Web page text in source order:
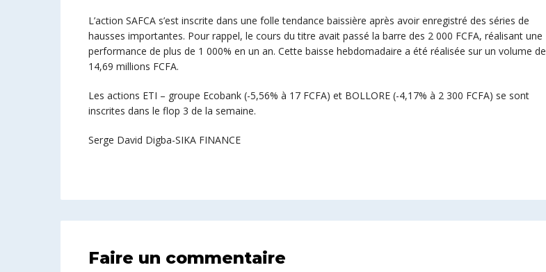
L’action SAFCA s’est inscrite dans une folle tendance baissière après avoir enregistré des séries de
hausses importantes. Pour rappel, le cours du titre avait passé la barre des 2 000 FCFA, réalisant une
performance de plus de 1 000% en un an. Cette baisse hebdomadaire a été réalisée sur un volume de
14,69 millions FCFA.
Les actions ETI – groupe Ecobank (-5,56% à 17 FCFA) et BOLLORE (-4,17% à 2 300 FCFA) se sont
inscrites dans le flop 3 de la semaine.
Serge David Digba-SIKA FINANCE
Faire un commentaire